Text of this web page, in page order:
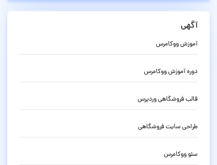
آگهی
آموزش ووکامرس
دوره آموزش ووکامرس
قالب فروشگاهی وردپرس
طراحی سایت فروشگاهی
سئو ووکامرس